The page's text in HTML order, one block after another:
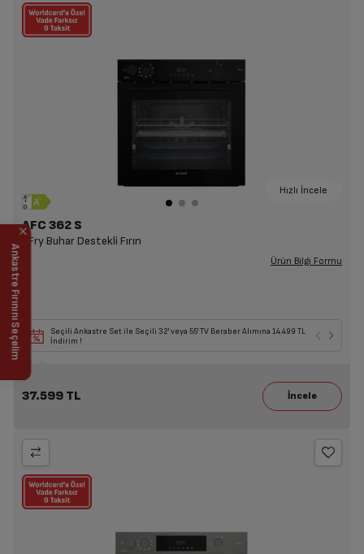
Hızlı İncele
AFC 362 S
AFry Buhar Destekli Fırın
Ürün Bilgi Formu
Seçili Ankastre Set ile Seçili 32' veya 55' TV Beraber Alımına 14.499 TL
İndirim !
37.599 TL
Ankastre Fırınını Seçelim